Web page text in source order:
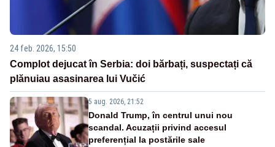
24 feb. 2026, 15:50
Complot dejucat în Serbia: doi bărbați, suspectați că
plănuiau asasinarea lui Vučić
5 aug. 2026, 21:52
Donald Trump, în centrul unui nou
scandal. Acuzații privind accesul
preferențial la postările sale